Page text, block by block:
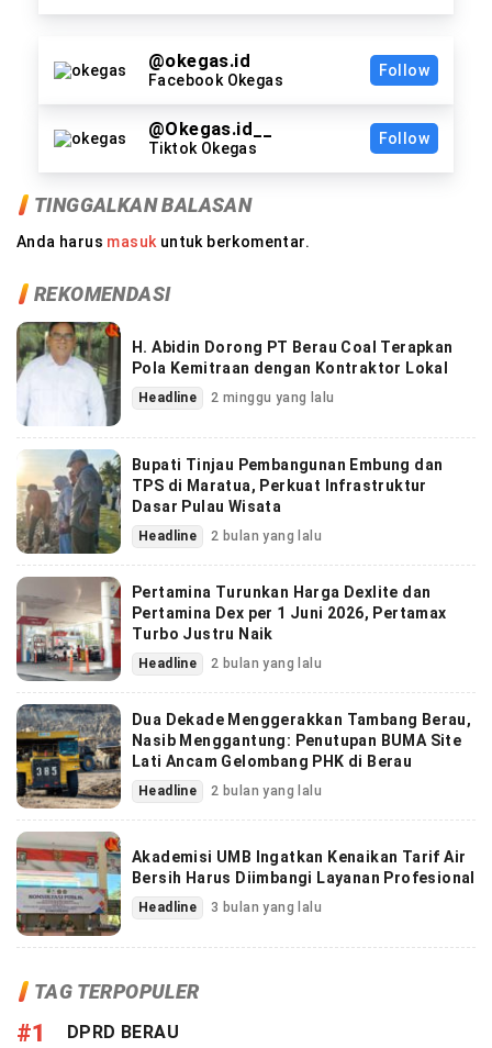
@okegas.id
Facebook Okegas
Follow
@Okegas.id__
Tiktok Okegas
Follow
TINGGALKAN BALASAN
Anda harus masuk untuk berkomentar.
REKOMENDASI
H. Abidin Dorong PT Berau Coal Terapkan
Pola Kemitraan dengan Kontraktor Lokal
Headline 2 minggu yang lalu
Bupati Tinjau Pembangunan Embung dan
TPS di Maratua, Perkuat Infrastruktur
Dasar Pulau Wisata
Headline 2 bulan yang lalu
Pertamina Turunkan Harga Dexlite dan
Pertamina Dex per 1 Juni 2026, Pertamax
Turbo Justru Naik
Headline 2 bulan yang lalu
Dua Dekade Menggerakkan Tambang Berau,
Nasib Menggantung: Penutupan BUMA Site
Lati Ancam Gelombang PHK di Berau
Headline 2 bulan yang lalu
Akademisi UMB Ingatkan Kenaikan Tarif Air
Bersih Harus Diimbangi Layanan Profesional
Headline 3 bulan yang lalu
TAG TERPOPULER
#1 DPRD BERAU